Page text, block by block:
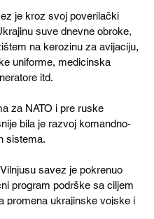
je kroz svoj poverilački
suve dnevne obroke,
na kerozinu za avijaciju,
uniforme, medicinska
itd.
za NATO i pre ruske
bila je razvoj komandno-
sistema.
savez je pokrenuo
program podrške sa ciljem
promena ukrajinske vojske i